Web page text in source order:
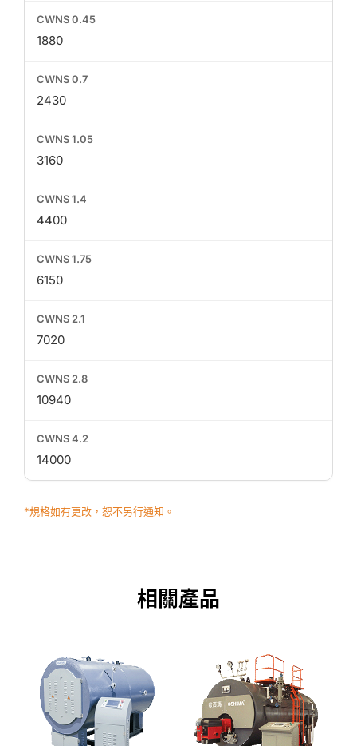
1880
2430
3160
4400
6150
7020
10940
14000
*規格如有更改，恕不另行通知。
相關產品